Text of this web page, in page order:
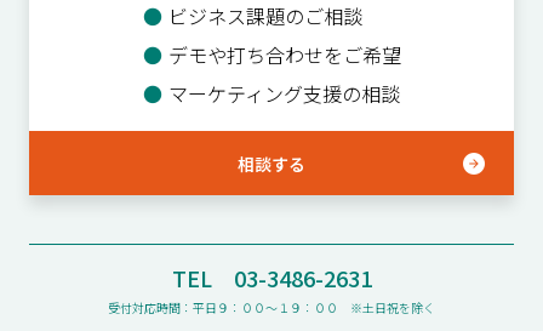
● ビジネス課題のご相談
● デモや打ち合わせをご希望
● マーケティング支援の相談
相談する
TEL 03-3486-2631
受付対応時間：平日９：００〜１９：００ ※土日祝を除く